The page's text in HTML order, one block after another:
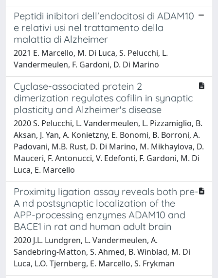
Peptidi inibitori dell'endocitosi di ADAM10
e relativi usi nel trattamento della
malattia di Alzheimer
2021 E. Marcello, M. Di Luca, S. Pelucchi, L.
Vandermeulen, F. Gardoni, D. Di Marino
Cyclase-associated protein 2
dimerization regulates cofilin in synaptic
plasticity and Alzheimer's disease
2020 S. Pelucchi, L. Vandermeulen, L. Pizzamiglio, B.
Aksan, J. Yan, A. Konietzny, E. Bonomi, B. Borroni, A.
Padovani, M.B. Rust, D. Di Marino, M. Mikhaylova, D.
Mauceri, F. Antonucci, V. Edefonti, F. Gardoni, M. Di
Luca, E. Marcello
Proximity ligation assay reveals both pre-
A nd postsynaptic localization of the
APP-processing enzymes ADAM10 and
BACE1 in rat and human adult brain
2020 J.L. Lundgren, L. Vandermeulen, A.
Sandebring-Matton, S. Ahmed, B. Winblad, M. Di
Luca, L.O. Tjernberg, E. Marcello, S. Frykman